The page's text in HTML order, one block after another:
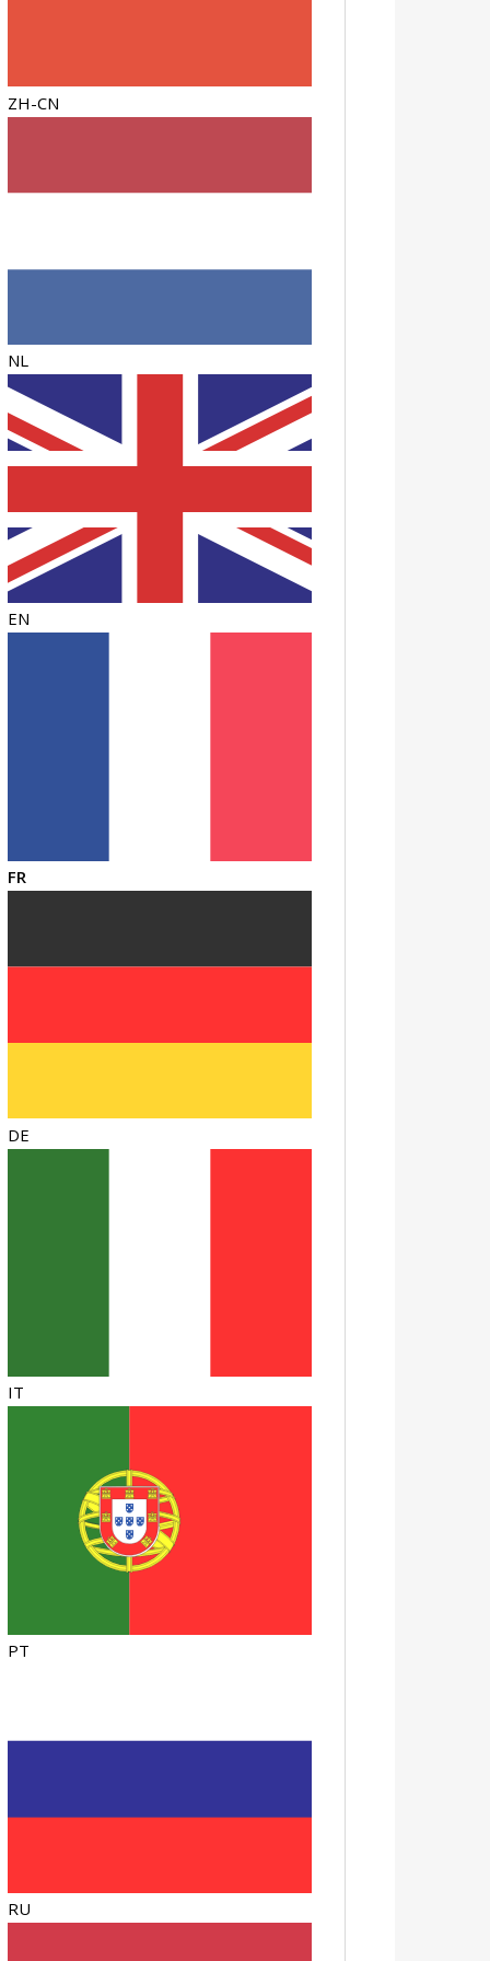
ZH-CN
NL
EN
FR
DE
IT
PT
RU